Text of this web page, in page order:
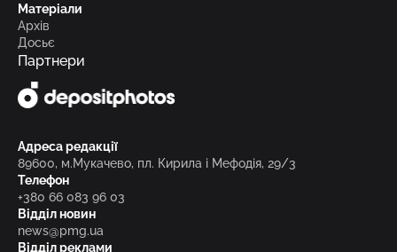
Матеріали
Архів
Досьє
Партнери
Адреса редакції
89600, м.Мукачево, пл. Кирила і Мефодія, 29/3
Телефон
+380 66 083 96 03
Відділ новин
news@pmg.ua
Відділ реклами